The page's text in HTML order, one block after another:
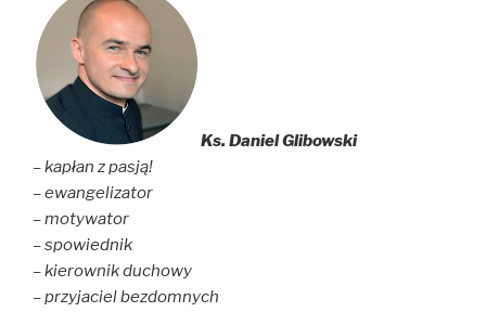
Ks. Daniel Glibowski
– kapłan z pasją!
– ewangelizator
– motywator
– spowiednik
– kierownik duchowy
– przyjaciel bezdomnych